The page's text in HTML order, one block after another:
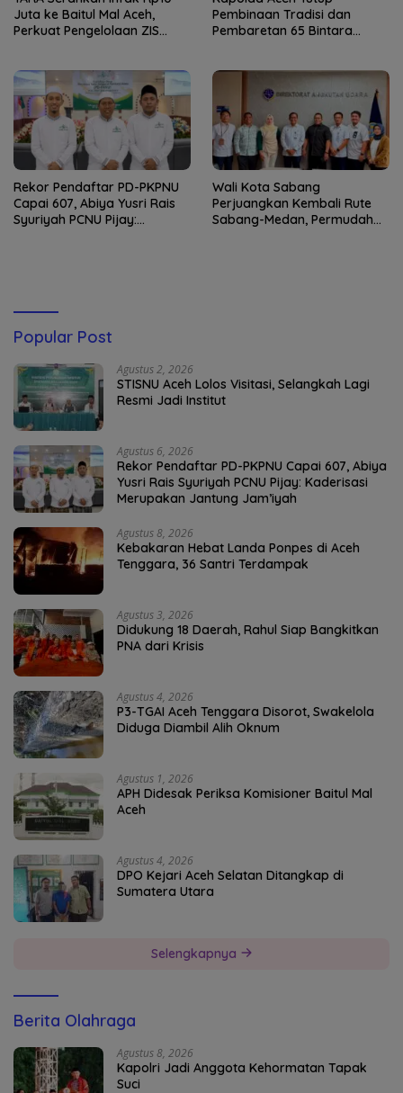
Juta ke Baitul Mal Aceh,
Perkuat Pengelolaan ZIS
Pembinaan Tradisi dan
Pembaretan 65 Bintara
Rekor Pendaftar PD-PKPNU
Capai 607, Abiya Yusri Rais
Syuriyah PCNU Pijay:
Wali Kota Sabang
Perjuangkan Kembali Rute
Sabang-Medan, Permudah
Popular Post
Agustus 2, 2026
STISNU Aceh Lolos Visitasi, Selangkah Lagi
Resmi Jadi Institut
Agustus 6, 2026
Rekor Pendaftar PD-PKPNU Capai 607, Abiya
Yusri Rais Syuriyah PCNU Pijay: Kaderisasi
Merupakan Jantung Jam’iyah
Agustus 8, 2026
Kebakaran Hebat Landa Ponpes di Aceh
Tenggara, 36 Santri Terdampak
Agustus 3, 2026
Didukung 18 Daerah, Rahul Siap Bangkitkan
PNA dari Krisis
Agustus 4, 2026
P3-TGAI Aceh Tenggara Disorot, Swakelola
Diduga Diambil Alih Oknum
Agustus 1, 2026
APH Didesak Periksa Komisioner Baitul Mal
Aceh
Agustus 4, 2026
DPO Kejari Aceh Selatan Ditangkap di
Sumatera Utara
Selengkapnya
Berita Olahraga
Agustus 8, 2026
Kapolri Jadi Anggota Kehormatan Tapak
Suci